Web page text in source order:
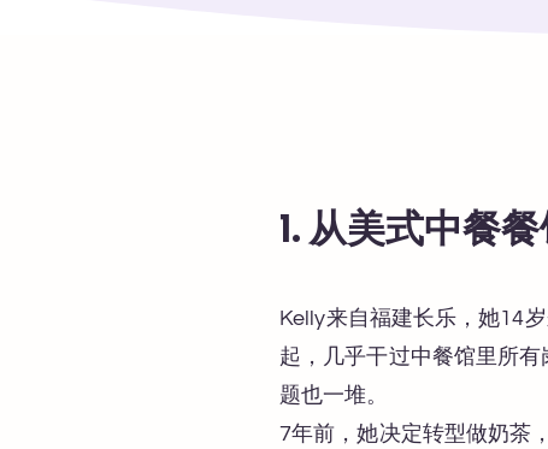
1. 从美式中餐
Kelly来自福建长乐，她14
起，几乎干过中餐馆里所
题也一堆。
7年前，她决定转型做奶茶